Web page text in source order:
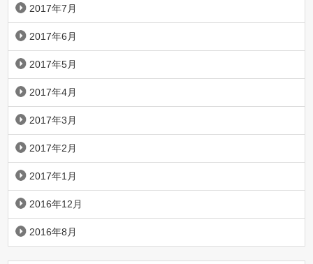
2017年7月
2017年6月
2017年5月
2017年4月
2017年3月
2017年2月
2017年1月
2016年12月
2016年8月